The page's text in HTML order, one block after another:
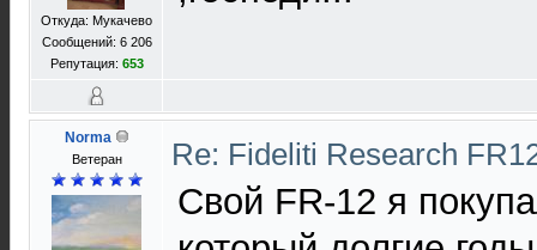
Откуда: Мукачево
Сообщений: 6 206
Репутация: 653
Norma
Ветеран Re: Fideliti Research
Свой FR-12 я